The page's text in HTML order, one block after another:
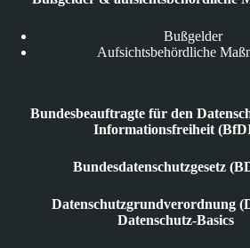
Bußgelder
Aufsichtsbehördliche
Bundesbeauftragte für den
Informationsfreiheit
Bundesdatenschutzgesetz
Datenschutzgrundverordnung
Datenschutz-Basics